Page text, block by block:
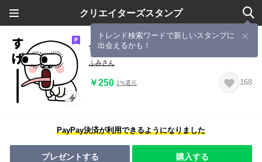
クリエイターズスタンプ
トレンド検索ワードで新しいスタンプに
出会えるかも！
可愛い目の丸い人の日常生活
ふみさん
￥250 1%還元 168
PayPay決済が利用できるようになりました
プレゼントする 購入する